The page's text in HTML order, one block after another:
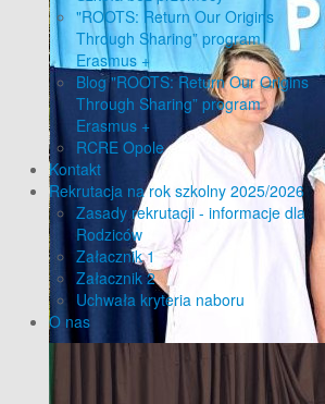
"ROOTS: Return Our Origins
Through Sharing” program
Erasmus +
Blog "ROOTS: Return Our Origins
Through Sharing” program
Erasmus +
RCRE Opole
Kontakt
Rekrutacja na rok szkolny 2025/2026
Zasady rekrutacji - informacje dla
Rodziców
Załacznik 1
Załacznik 2
Uchwała kryteria naboru
O nas